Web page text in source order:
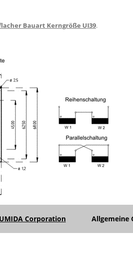
anzeigen
anzeigen
Bauart Kerngröße UI39.
Corporation Allgemeine